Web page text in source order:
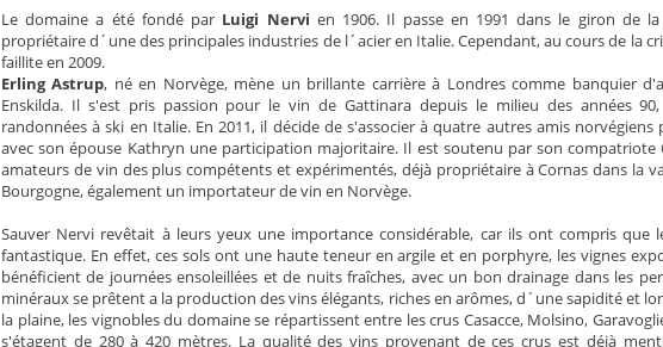
Le domaine a été fondé par Luigi Nervi en 1906. Il passe en 1991 dans le giron de
propriétaire d´une des principales industries de l´acier en Italie. Cependant, au cours de la
faillite en 2009.
Erling Astrup, né en Norvège, mène un brillante carrière à Londres comme banquier
Enskilda. Il s'est pris passion pour le vin de Gattinara depuis le milieu des années
randonnées à ski en Italie. En 2011, il décide de s'associer à quatre autres amis
avec son épouse Kathryn une participation majoritaire. Il est soutenu par son
amateurs de vin des plus compétents et expérimentés, déjà propriétaire à Cornas dans la
Bourgogne, également un importateur de vin en Norvège.
Sauver Nervi revêtait à leurs yeux une importance considérable, car ils ont compris que
fantastique. En effet, ces sols ont une haute teneur en argile et en porphyre, les vignes
bénéficient de journées ensoleillées et de nuits fraîches, avec un bon drainage dans les
minéraux se prêtent a la production des vins élégants, riches en arômes, d´une sapidité et
la plaine, les vignobles du domaine se répartissent entre les crus Casacce, Molsino,
s'étagent de 280 à 420 mètres. La qualité des vins provenant de ces crus est déjà